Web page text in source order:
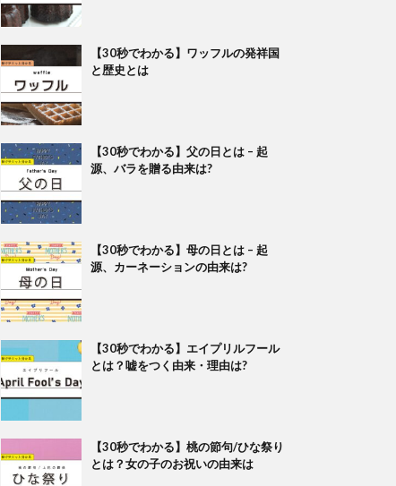
【30秒でわかる】ワッフルの発祥国
と歴史とは
【30秒でわかる】父の日とは – 起
源、バラを贈る由来は?
【30秒でわかる】母の日とは – 起
源、カーネーションの由来は?
【30秒でわかる】エイプリルフール
とは？嘘をつく由来・理由は?
【30秒でわかる】桃の節句/ひな祭り
とは？女の子のお祝いの由来は